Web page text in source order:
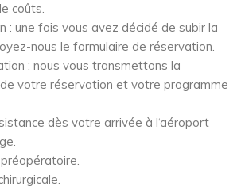
coûts.
: une fois vous avez décidé de subir la
nous le formulaire de réservation.
: nous vous transmettons la
votre réservation et votre programme
dès votre arrivée à l‘aéroport